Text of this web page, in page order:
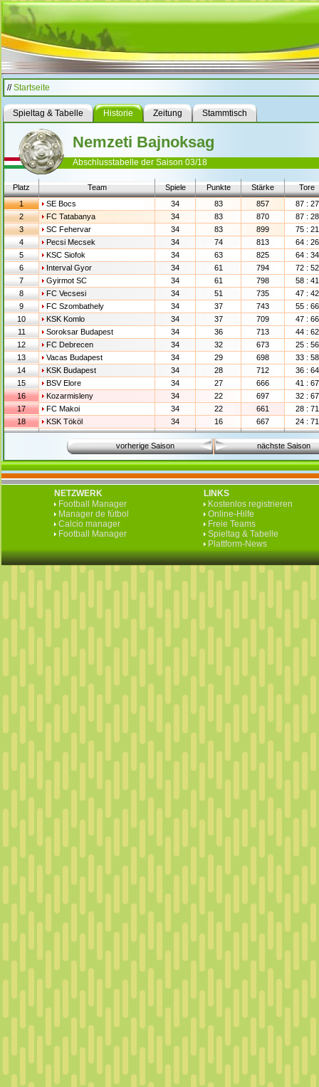
//Startseite
Spieltag & Tabelle Historie Zeitung Stammtisch
Nemzeti Bajnoksag
Abschlusstabelle der Saison 03/18
Platz Team Spiele Punkte Stärke
Tore
1
SE Bocs 34 83 857
87 : 27
2
FC Tatabanya 34 83 870
87 : 28
3
SC Fehervar 34 83 899
75 : 21
4
Pecsi Mecsek 34 74 813
64 : 26
5
KSC Siofok 34 63 825
64 : 34
6
Interval Gyor 34 61 794
72 : 52
7
Gyirmot SC 34 61 798
58 : 41
8
FC Vecsesi 34 51 735
47 : 42
9
FC Szombathely 34 37 743
55 : 66
10
KSK Komlo 34 37 709
47 : 66
11
Soroksar Budapest 34 36 713
44 : 62
12
FC Debrecen 34 32 673
25 : 56
13
Vacas Budapest 34 29 698
33 : 58
14
KSK Budapest 34 28 712
36 : 64
15
BSV Elore 34 27 666
41 : 67
16
Kozarmisleny 34 22 697
32 : 67
17
FC Makoi 34 22 661
28 : 71
18
KSK Tököl 34 16 667 24 : 71
vorherige Saison nächste Saison
NETZWERK
Football Manager
Manager de fútbol
Calcio manager
Football Manager
LINKS
Kostenlos registrieren
Online-Hilfe
Freie Teams
Spieltag & Tabelle
Plattform-News